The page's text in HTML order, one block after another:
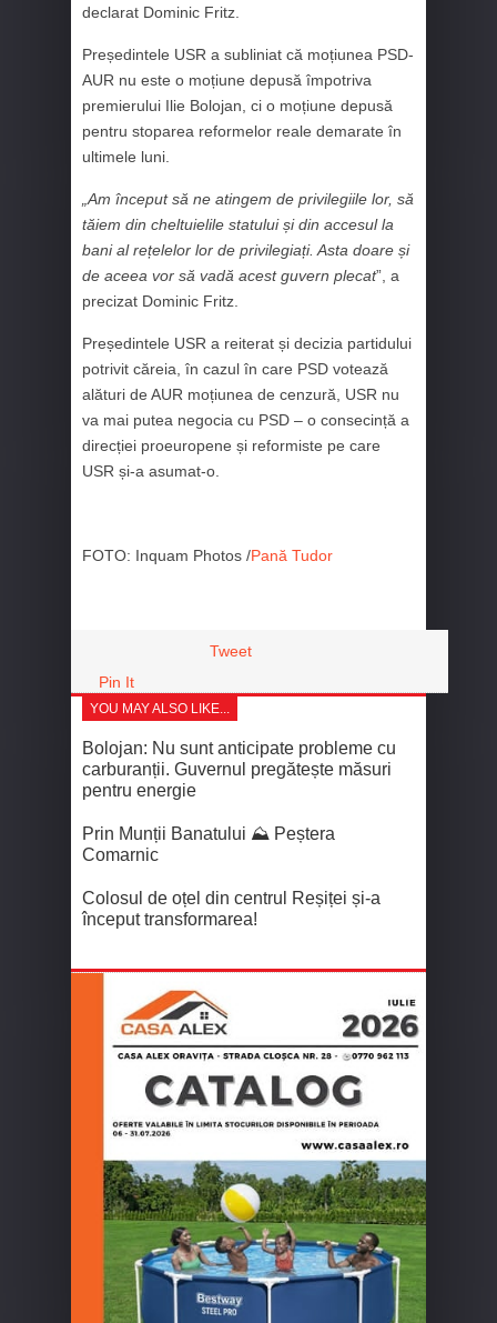
declarat Dominic Fritz.
Președintele USR a subliniat că moțiunea PSD-
AUR nu este o moțiune depusă împotriva
premierului Ilie Bolojan, ci o moțiune depusă
pentru stoparea reformelor reale demarate în
ultimele luni.
„Am început să ne atingem de privilegiile lor, să
tăiem din cheltuielile statului și din accesul la
bani al rețelelor lor de privilegiați. Asta doare și
de aceea vor să vadă acest guvern plecat”, a
precizat Dominic Fritz.
Președintele USR a reiterat și decizia partidului
potrivit căreia, în cazul în care PSD votează
alături de AUR moțiunea de cenzură, USR nu
va mai putea negocia cu PSD – o consecință a
direcției proeuropene și reformiste pe care
USR și-a asumat-o.
FOTO: Inquam Photos /Pană Tudor
Tweet
Pin It
YOU MAY ALSO LIKE...
Bolojan: Nu sunt anticipate probleme cu
carburanții. Guvernul pregătește măsuri
pentru energie
Prin Munții Banatului ⛰️ Peștera
Comarnic
Colosul de oțel din centrul Reșiței și-a
început transformarea!